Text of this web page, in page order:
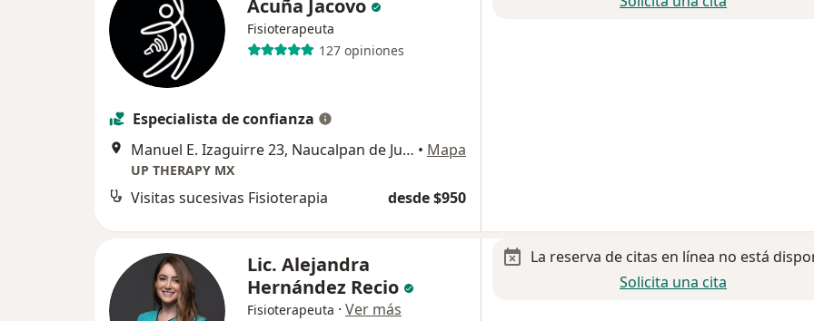
Acuña Jacovo
Fisioterapeuta
127 opiniones
Especialista de confianza
Manuel E. Izaguirre 23, Naucalpan de Juárez • Mapa
UP THERAPY MX
Visitas sucesivas Fisioterapia desde $950
Lic. Alejandra
Hernández Recio
Fisioterapeuta · Ver más
La reserva de citas en línea no está
Solicita una cita